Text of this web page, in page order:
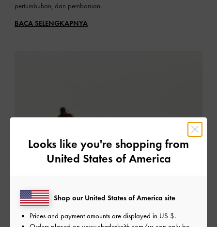
pertumbuhan, dan pembaruan.
BACA SELENGKAPNYA
Looks like you're shopping from
United States of America
Shop our United States of America site
Prices and payment amounts are displayed in US $.